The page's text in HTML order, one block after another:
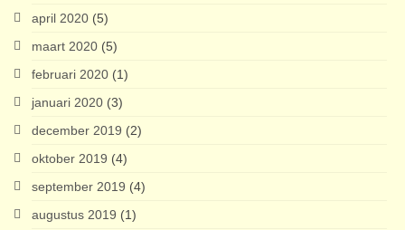
april 2020 (5)
maart 2020 (5)
februari 2020 (1)
januari 2020 (3)
december 2019 (2)
oktober 2019 (4)
september 2019 (4)
augustus 2019 (1)